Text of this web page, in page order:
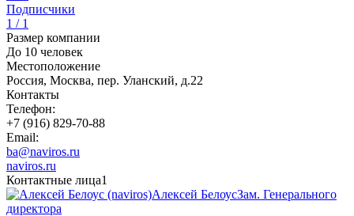
Подписчики
1 / 1
Размер компании
До 10 человек
Местоположение
Россия, Москва, пер. Уланский, д.22
Контакты
Телефон:
+7 (916) 829-70-88
Email:
ba@naviros.ru
naviros.ru
Контактные лица1
Алексей БелоусЗам. Генерального
директора